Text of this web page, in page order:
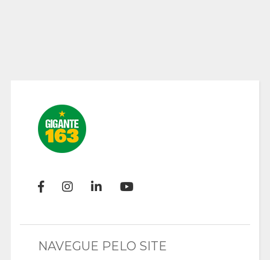
NAVEGUE PELO SITE